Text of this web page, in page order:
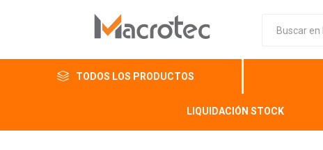
TODOS LOS PRODUCTOS
LIQUIDACIÓN STOCK